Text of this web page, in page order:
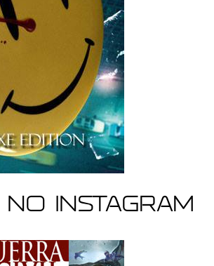
no Instagram